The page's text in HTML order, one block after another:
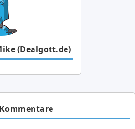
(Dealgott.de)
Kommentare